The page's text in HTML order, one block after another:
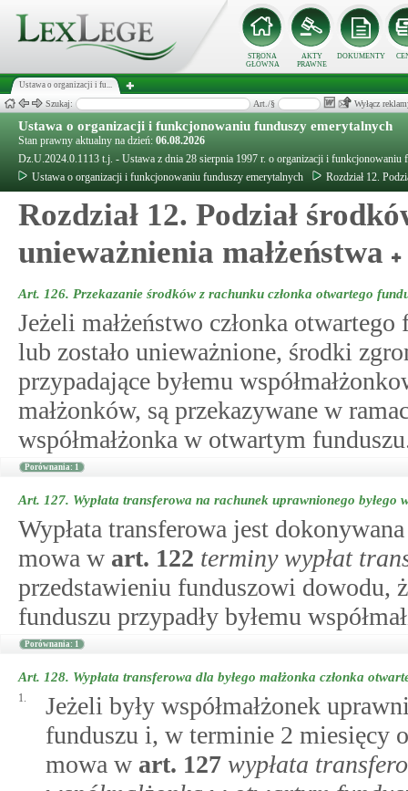
STRONA
GŁÓWNA
AKTY
PRAWNE
DOKUMENTY
Ustawa o organizacji i fu...
Szukaj: Art./§ Wyłącz
Ustawa o organizacji i funkcjonowaniu funduszy emerytalnych
Stan prawny aktualny na dzień: 06.08.2026
Dz.U.2024.0.1113 t.j. - Ustawa z dnia 28 sierpnia 1997 r. o organizacji i funkcjonowaniu
Ustawa o organizacji i funkcjonowaniu funduszy emerytalnych
Rozdział 12.
Rozdział 12. Podział
unieważnienia małżeństwa
Art. 126. Przekazanie środków z rachunku członka otwartego
Jeżeli małżeństwo członka
lub zostało unieważnione, środki
przypadające byłemu
małżonków, są przekazywane w
współmałżonka w otwartym
Porównania: 1
Art. 127. Wypłata transferowa na rachunek uprawnionego byłego
Wypłata transferowa jest
mowa w art. 122 terminy wypłat
przedstawieniu funduszowi dowodu,
funduszu przypadły byłemu
Porównania: 1
Art. 128. Wypłata transferowa dla byłego małżonka członka
1.
Jeżeli były współmałżonek
funduszu i, w terminie 2 miesięcy
mowa w art. 127 wypłata